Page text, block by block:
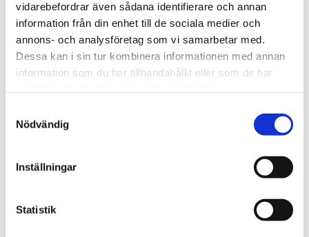
vidarebefordrar även sådana identifierare och annan
information från din enhet till de sociala medier och
annons- och analysföretag som vi samarbetar med.
Dessa kan i sin tur kombinera informationen med annan
information som du har tillhandahållit eller som de har
Nödvändig
Inställningar
Statistik
Lättmonterad
takräcken, för fordon utan
befintliga fästpunkter för
fabriksmonterade räcken.
1 795 kr
kr
Lättmonterad
Edge-takräcken, för
fordon utan befintliga
eller fabriksmonterade
räcken.
2 525kr
2 635